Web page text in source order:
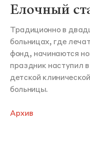
Елочный
Традиционно в
больницах, где
фонд, начинаются
праздник наступил
детской
больницы.
Архив